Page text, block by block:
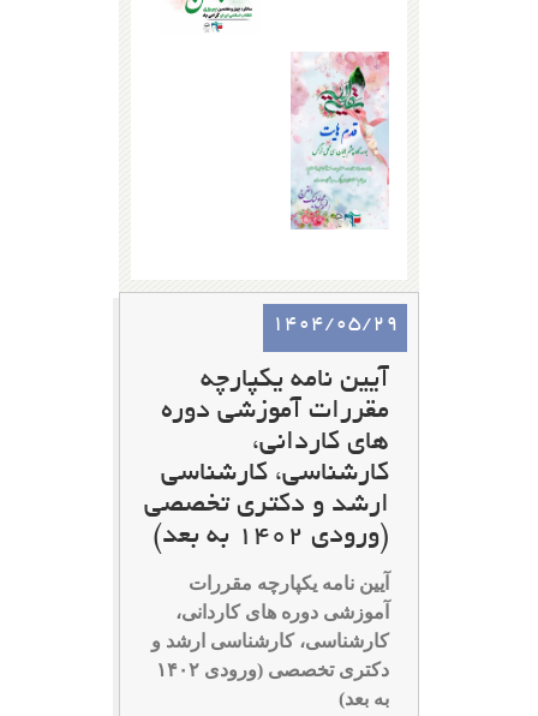
1404/05/29
آیین نامه یکپارچه
مقررات آموزشی دوره
های کاردانی،
کارشناسی، کارشناسی
ارشد و دکتری تخصصی
(ورودی ۱۴۰۲ به بعد)
آیین نامه یکپارچه مقررات
آموزشی دوره های کاردانی،
کارشناسی، کارشناسی ارشد و
دکتری تخصصی (ورودی ۱۴۰۲
به بعد)